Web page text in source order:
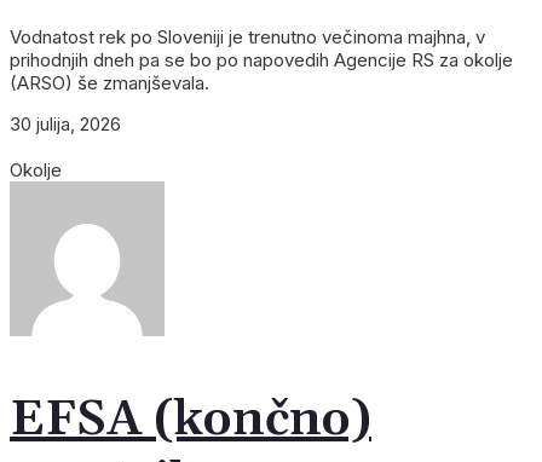
Vodnatost rek po Sloveniji je trenutno večinoma majhna, v
prihodnjih dneh pa se bo po napovedih Agencije RS za okolje
(ARSO) še zmanjševala.
30 julija, 2026
Okolje
EFSA (končno)